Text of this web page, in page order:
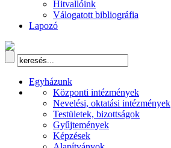
Hitvallóink
Válogatott bibliográfia
Lapozó
Egyházunk
Központi intézmények
Nevelési, oktatási intézmények
Testületek, bizottságok
Gyűjtemények
Képzések